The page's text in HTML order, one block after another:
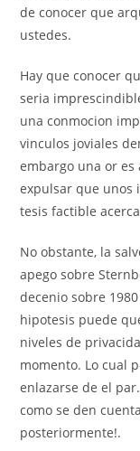
de conocer que
ustedes.
Hay que conocer
seri­a
una conmocion
vinculos joviales
embargo una or
expulsar que unos
tesis factible
No obstante, la
apego sobre
decenio sobre
hipotesis puede
niveles de
momento. Lo cual
enlazarse de el
como se den
posteriormente!.